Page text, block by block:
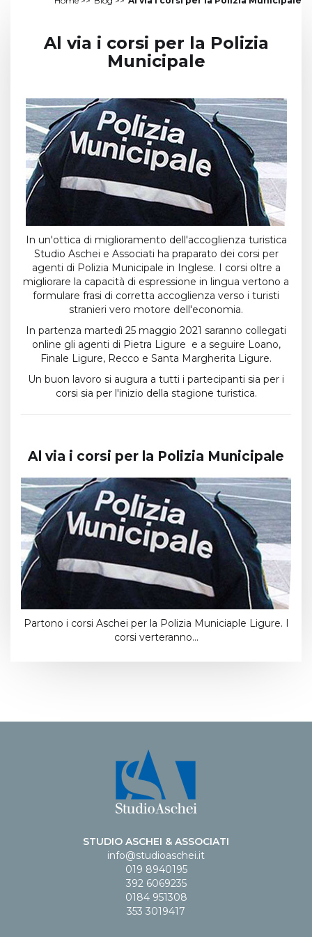
Al via i corsi per la Polizia
Municipale
In un'ottica di miglioramento dell'accoglienza turistica
Studio Aschei e Associati ha praparato dei corsi per
agenti di Polizia Municipale in Inglese. I corsi oltre a
migliorare la capacità di espressione in lingua vertono a
formulare frasi di corretta accoglienza verso i turisti
stranieri vero motore dell'economia.
In partenza martedì 25 maggio 2021 saranno collegati
online gli agenti di Pietra Ligure e a seguire Loano,
Finale Ligure, Recco e Santa Margherita Ligure.
Un buon lavoro si augura a tutti i partecipanti sia per i
corsi sia per l'inizio della stagione turistica.
Al via i corsi per la Polizia Municipale
Partono i corsi Aschei per la Polizia Municiaple Ligure. I
corsi verteranno...
STUDIO ASCHEI & ASSOCIATI
info@studioaschei.it
019 8940195
392 6069235
0184 951308
353 3019417